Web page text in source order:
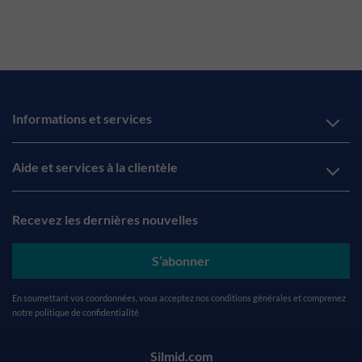
Informations et services
Aide et services à la clientèle
Recevez les dernières nouvelles
S’abonner
En soumettant vos coordonnées, vous acceptez nos conditions générales et comprenez
notre politique de confidentialité
Silmid.com